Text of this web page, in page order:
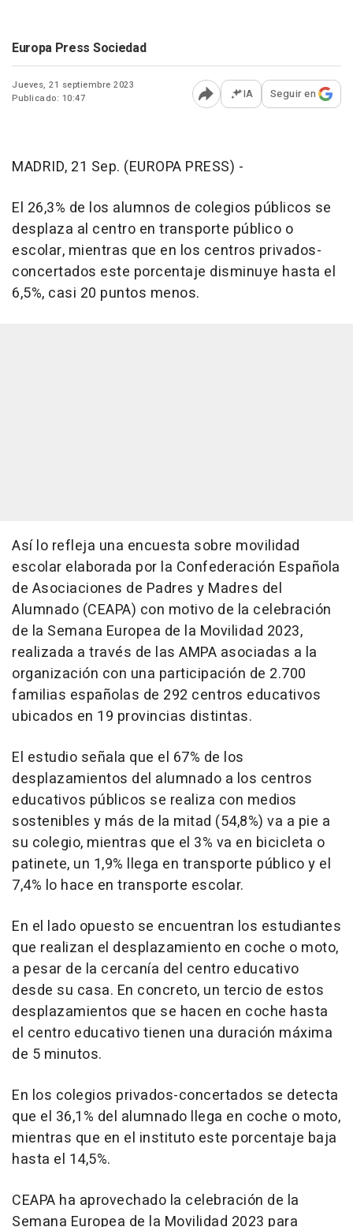
Europa Press Sociedad
Jueves, 21 septiembre 2023
Publicado: 10:47
Abrir opciones para
IA Seguir en
MADRID, 21 Sep. (EUROPA PRESS) -
El 26,3% de los alumnos de colegios públicos se
desplaza al centro en transporte público o
escolar, mientras que en los centros privados-
concertados este porcentaje disminuye hasta el
6,5%, casi 20 puntos menos.
Así lo refleja una encuesta sobre movilidad
escolar elaborada por la Confederación Española
de Asociaciones de Padres y Madres del
Alumnado (CEAPA) con motivo de la celebración
de la Semana Europea de la Movilidad 2023,
realizada a través de las AMPA asociadas a la
organización con una participación de 2.700
familias españolas de 292 centros educativos
ubicados en 19 provincias distintas.
El estudio señala que el 67% de los
desplazamientos del alumnado a los centros
educativos públicos se realiza con medios
sostenibles y más de la mitad (54,8%) va a pie a
su colegio, mientras que el 3% va en bicicleta o
patinete, un 1,9% llega en transporte público y el
7,4% lo hace en transporte escolar.
En el lado opuesto se encuentran los estudiantes
que realizan el desplazamiento en coche o moto,
a pesar de la cercanía del centro educativo
desde su casa. En concreto, un tercio de estos
desplazamientos que se hacen en coche hasta
el centro educativo tienen una duración máxima
de 5 minutos.
En los colegios privados-concertados se detecta
que el 36,1% del alumnado llega en coche o moto,
mientras que en el instituto este porcentaje baja
hasta el 14,5%.
CEAPA ha aprovechado la celebración de la
Semana Europea de la Movilidad 2023 para